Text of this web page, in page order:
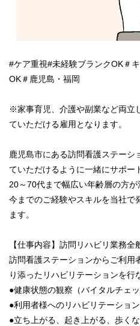
#ケア重視#未経験ブランクOK＃
OK＃鹿児島・福岡
※家事育児、介護や副業など両立
ていただける雇用となります。
鹿児島市にある訪問看護ステーシ
ていただけるように一緒にサポー
20～70代まで幅広い年齢層の方が
今までのご経験やスキルを当社で
ます。
【仕事内容】訪問リハビリ業務
訪問看護ステーションからご利用
り添ったリハビリテーションを行
●健康状態の観察（バイタルチェッ
●利用者様へのリハビリテーション
●立ち上がる、起き上がる、歩く